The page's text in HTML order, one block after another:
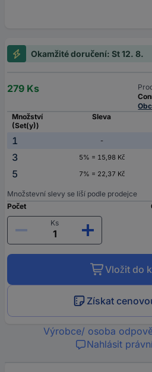
Okamžité doručení: St 12. 8.
279 Ks
Množství
(Set(y))
Sleva
1 -
3
5% = 15,98 Kč
5
7% = 22,37 Kč
Množstevní slevy se liší podle prodejce
Počet
Ks
Vložit do
Získat
Výrobce/ osoba
Nahlásit